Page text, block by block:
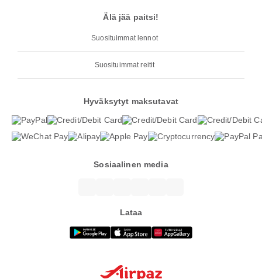
Älä jää paitsi!
Suosituimmat lennot
Suosituimmat reitit
Hyväksytyt maksutavat
Sosiaalinen media
Lataa